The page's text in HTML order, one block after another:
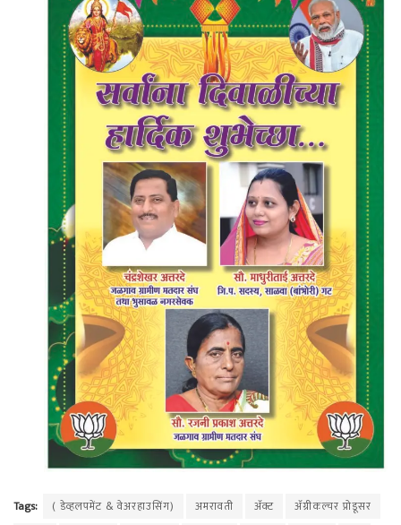
Tags: ( डेव्हलपमेंट & वेअरहाउसिंग) अमरावती अ‍ॅक्ट
अ‍ॅग्रीकल्चर प्रोडूसर